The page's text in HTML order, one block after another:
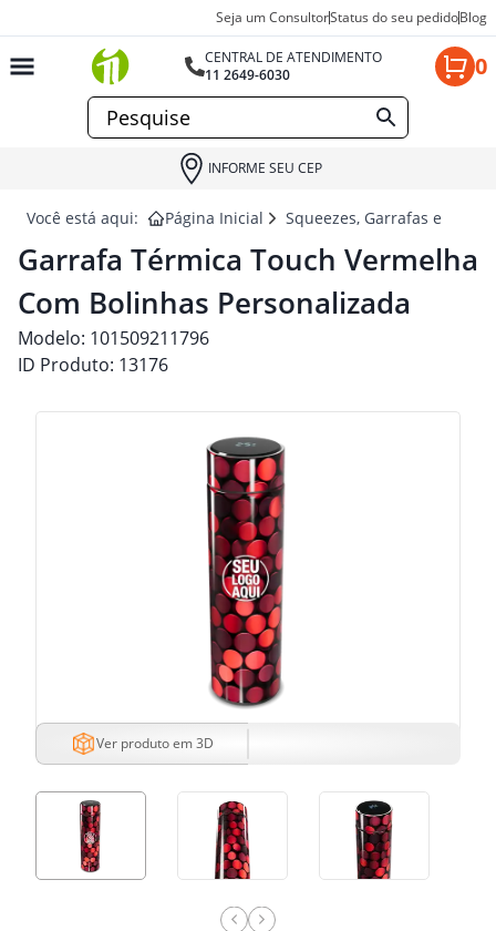
Seja um ConsultorStatus do seu pedidoBlog
CENTRAL DE ATENDIMENTO
11 2649-6030
0
INFORME SEU CEP
Você está aqui: Página Inicial Squeezes, Garrafas e
Garrafa Térmica Touch Vermelha
Com Bolinhas Personalizada
Modelo: 101509211796
ID Produto: 13176
Ver produto em 3D